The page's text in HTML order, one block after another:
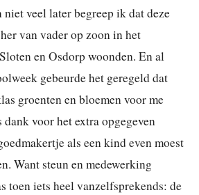
veel later begreep ik dat deze
van vader op zoon in het
en Osdorp woonden. En al
gebeurde het geregeld dat
groenten en bloemen voor me
dank voor het extra opgegeven
als een kind even moest
Want steun en medewerking
toen iets heel vanzelfsprekends: de